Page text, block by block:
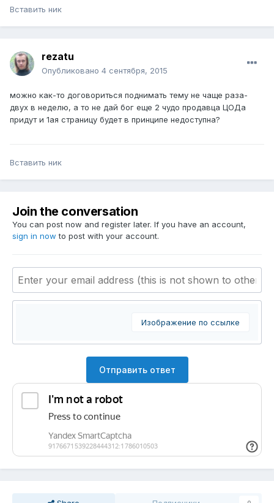
Вставить ник
rezatu
Опубликовано 4 сентября, 2015
можно как-то договориться поднимать тему не чаще раза-
двух в неделю, а то не дай бог еще 2 чудо продавца ЦОДа
придут и 1ая страницу будет в принципе недоступна?
Вставить ник
Join the conversation
You can post now and register later. If you have an account,
sign in now to post with your account.
Изображение по ссылке
Отправить ответ